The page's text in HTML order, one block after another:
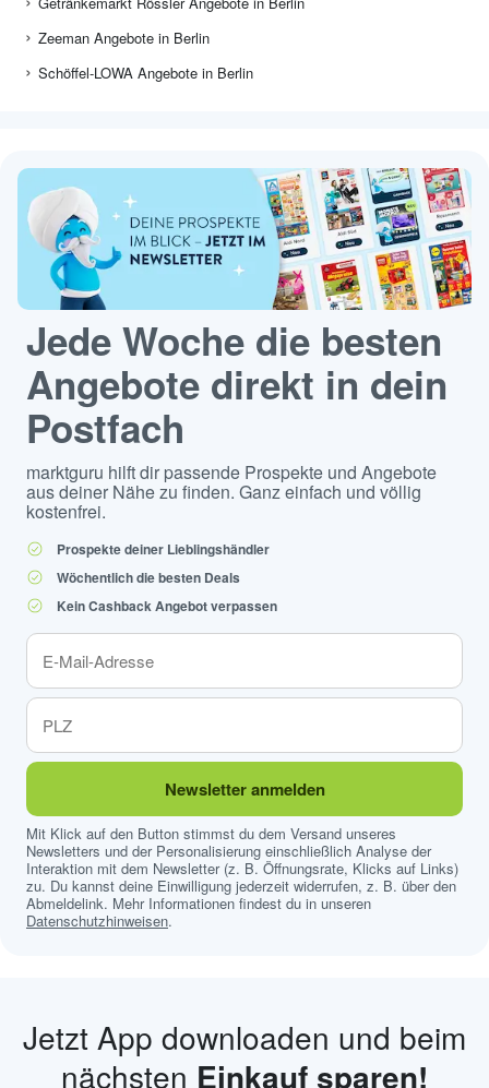
Zeeman Angebote in Berlin
Schöffel-LOWA Angebote in Berlin
Jede Woche die besten
Angebote direkt in dein
Postfach
marktguru hilft dir passende Prospekte und Angebote
aus deiner Nähe zu finden. Ganz einfach und völlig
kostenfrei.
Prospekte deiner Lieblingshändler
Wöchentlich die besten Deals
Kein Cashback Angebot verpassen
Newsletter anmelden
Mit Klick auf den Button stimmst du dem Versand unseres
Newsletters und der Personalisierung einschließlich Analyse der
Interaktion mit dem Newsletter (z. B. Öffnungsrate, Klicks auf Links)
zu. Du kannst deine Einwilligung jederzeit widerrufen, z. B. über den
Abmeldelink. Mehr Informationen findest du in unseren
Datenschutzhinweisen.
Jetzt App downloaden und beim
nächsten Einkauf sparen!